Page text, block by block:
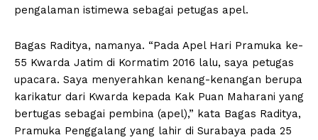
pengalaman istimewa sebagai petugas apel.
Bagas Raditya, namanya. “Pada Apel Hari Pramuka ke-
55 Kwarda Jatim di Kormatim 2016 lalu, saya petugas
upacara. Saya menyerahkan kenang-kenangan berupa
karikatur dari Kwarda kepada Kak Puan Maharani yang
bertugas sebagai pembina (apel),” kata Bagas Raditya,
Pramuka Penggalang yang lahir di Surabaya pada 25